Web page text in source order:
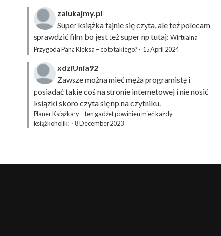
zalukajmy.pl
Super książka fajnie się czyta, ale też polecam
sprawdzić film bo jest też super np tutaj: Wirtualna
Przygoda Pana Kleksa – co to takiego? · 15 April 2024
xdziUnia92
Zawsze można mieć męża programistę i
posiadać takie coś na stronie internetowej i nie nosić
książki skoro czyta się np na czytniku.
Planer Książkary – ten gadżet powinien mieć każdy
książkoholik! · 8 December 2023